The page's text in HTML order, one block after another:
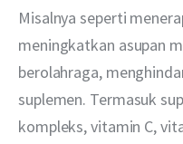
Misalnya seperti
meningkatkan asupan
berolahraga,
suplemen. Termasuk
kompleks, vitamin C,